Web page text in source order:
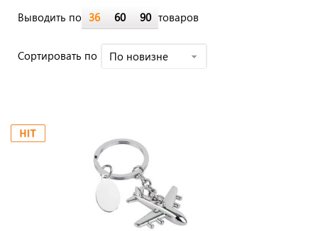
Выводить по 36 60 90 товаров
Cортировать по По новизне